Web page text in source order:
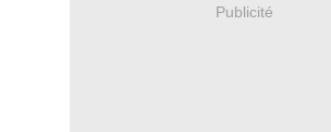
Publicité